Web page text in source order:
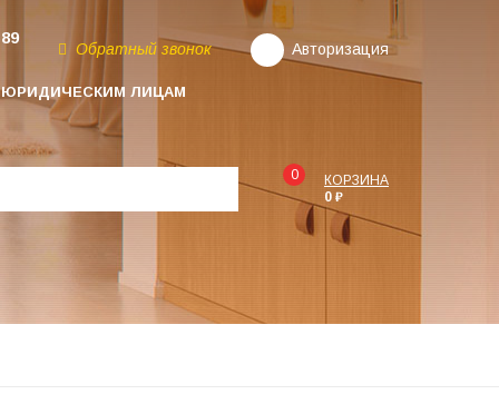
ЮРИДИЧЕСКИМ ЛИЦАМ
Обратный звонок Авторизация
0
КОРЗИНА
0 ₽